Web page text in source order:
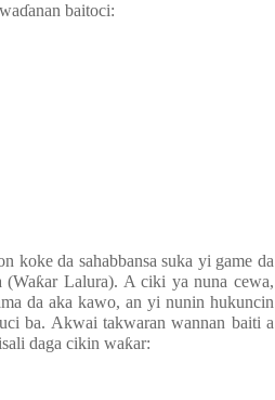
ɗanan baitoci:
koke da sahabbansa suka yi game da
(Waƙar Lalura). A ciki ya nuna cewa,
da aka kawo, an yi nunin hukuncin
ba. Akwai takwaran wannan baiti a
daga cikin waƙar: